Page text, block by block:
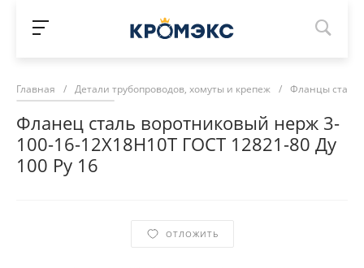
Главная / Детали трубопроводов, хомуты и крепеж / Фланцы
Фланец сталь воротниковый нерж 3-
100-16-12Х18Н10Т ГОСТ 12821-80 Ду
100 Ру 16
ОТЛОЖИТЬ